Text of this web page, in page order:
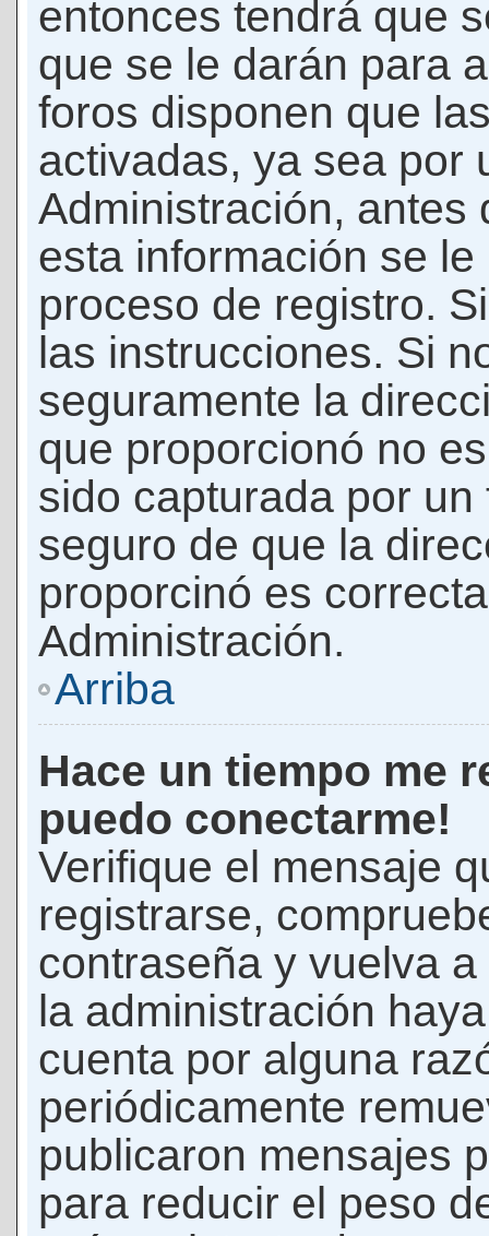
entonces tendrá que
que se le darán para
foros disponen que
activadas, ya sea por
Administración, antes
esta información se
proceso de registro.
las instrucciones. Si
seguramente la
que proporcionó no
sido capturada por
seguro de que la
proporcinó es
Administración.
Arriba
Hace un tiempo me
puedo conectarme!
Verifique el mensaje
registrarse,
contraseña y vuelva
la administración
cuenta por alguna
periódicamente
publicaron mensajes
para reducir el peso